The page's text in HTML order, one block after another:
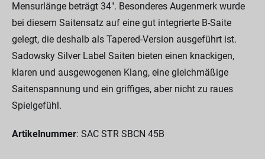
Mensurlänge beträgt 34". Besonderes Augenmerk wurde
bei diesem Saitensatz auf eine gut integrierte B-Saite
gelegt, die deshalb als Tapered-Version ausgeführt ist.
Sadowsky Silver Label Saiten bieten einen knackigen,
klaren und ausgewogenen Klang, eine gleichmäßige
Saitenspannung und ein griffiges, aber nicht zu raues
Spielgefühl.
Artikelnummer: SAC STR SBCN 45B